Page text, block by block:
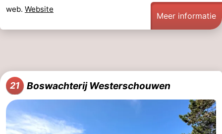
web. Website
Meer informatie
21 Boswachterij Westerschouwen